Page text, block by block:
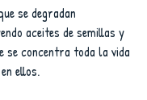
se degradan
aceites de semillas y
se concentra toda la vida
ellos.